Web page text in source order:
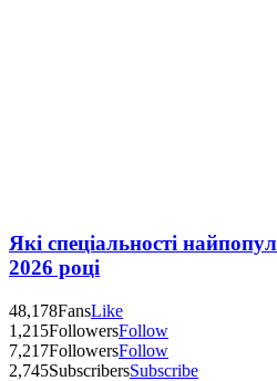
Які спеціальності
2026 році
48,178FansLike
1,215FollowersFollow
7,217FollowersFollow
2,745SubscribersSubscribe